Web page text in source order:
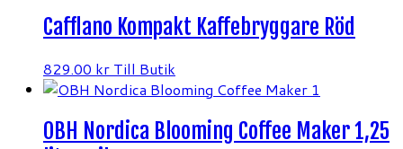
Cafflano Kompakt Kaffebryggare Röd
829.00 kr Till Butik
OBH Nordica Blooming Coffee Maker 1,25